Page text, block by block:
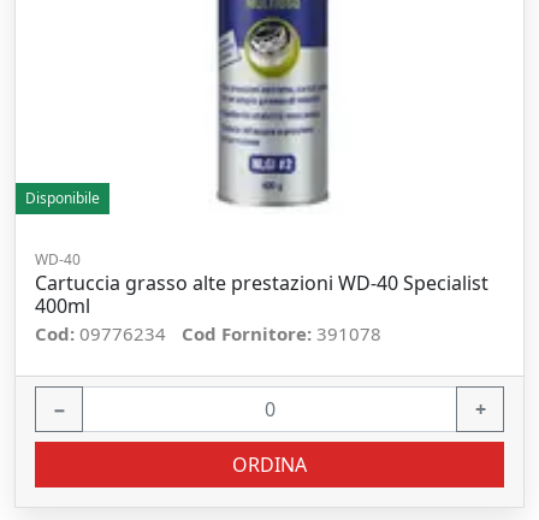
Disponibile
WD-40
Cartuccia grasso alte prestazioni WD-40 Specialist
400ml
Cod: 09776234 Cod Fornitore: 391078
− +
ORDINA